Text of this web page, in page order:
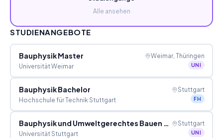
Alle ansehen
STUDIENANGEBOTE
Bauphysik Master
Universität Weimar
Weimar, Thüringen
UNI
Bauphysik Bachelor
Hochschule für Technik Stuttgart
Stuttgart
FH
Universität Stuttgart
Stuttgart
UNI